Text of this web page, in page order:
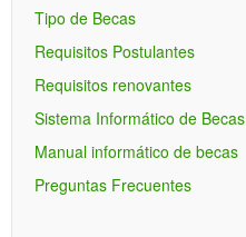
Tipo de Becas
Requisitos Postulantes
Requisitos renovantes
Sistema Informático de Becas
Manual informático de becas
Preguntas Frecuentes